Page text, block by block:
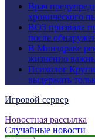
Врач
хронического
ВОЗ призвала
после
В Минздраве
жизненно
Психолог
выдержать
Игровой сервер
Новостная рассылка
Случайные новости